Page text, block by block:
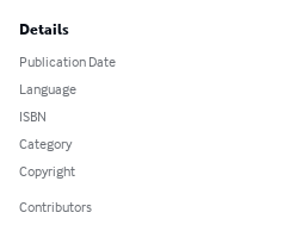
Details
Publication Date
Language
ISBN
Category
Copyright
Contributors